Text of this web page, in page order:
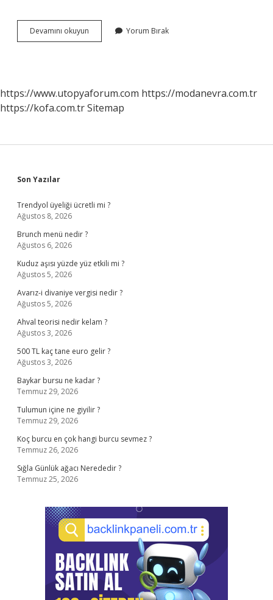
Devamını okuyun
Kaç
Yorum Bırak
https://www.utopyaforum.com https://modanevra.com.tr
https://kofa.com.trSitemap
Sidebar
Son Yazılar
Trendyol üyeliği ücretli mi ?
Ağustos 8, 2026
Brunch menü nedir ?
Ağustos 6, 2026
Kuduz aşısı yüzde yüz etkili mi ?
Ağustos 5, 2026
Avarız-i divaniye vergisi nedir ?
Ağustos 5, 2026
Ahval teorisi nedir kelam ?
Ağustos 3, 2026
500 TL kaç tane euro gelir ?
Ağustos 3, 2026
Baykar bursu ne kadar ?
Temmuz 29, 2026
Tulumun içine ne giyilir ?
Temmuz 29, 2026
Koç burcu en çok hangi burcu sevmez ?
Temmuz 26, 2026
Sığla Günlük ağacı Nerededir ?
Temmuz 25, 2026